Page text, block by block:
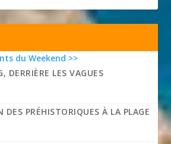
du Weekend >>
DERRIÈRE LES VAGUES
DES PRÉHISTORIQUES À LA PLAGE